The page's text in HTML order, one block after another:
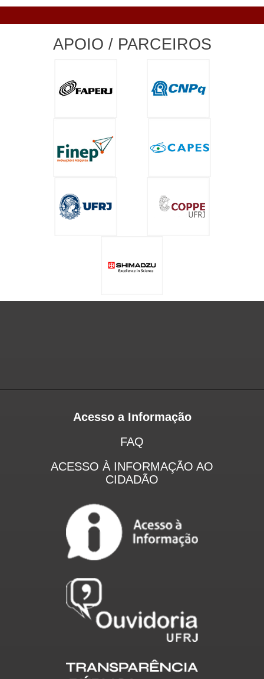
APOIO / PARCEIROS
Acesso a Informação
FAQ
ACESSO À INFORMAÇÃO AO
CIDADÃO